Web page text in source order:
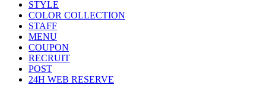
STYLE
COLOR COLLECTION
STAFF
MENU
COUPON
RECRUIT
POST
24H WEB RESERVE